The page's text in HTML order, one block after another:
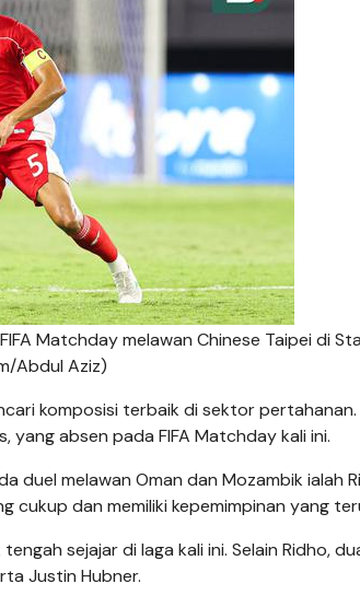
Matchday melawan Chinese Taipei di
Abdul Aziz)
komposisi terbaik di sektor pertahanan.
yang absen pada FIFA Matchday kali ini.
duel melawan Oman dan Mozambik ialah
cukup dan memiliki kepemimpinan yang
sejajar di laga kali ini. Selain Ridho,
Justin Hubner.